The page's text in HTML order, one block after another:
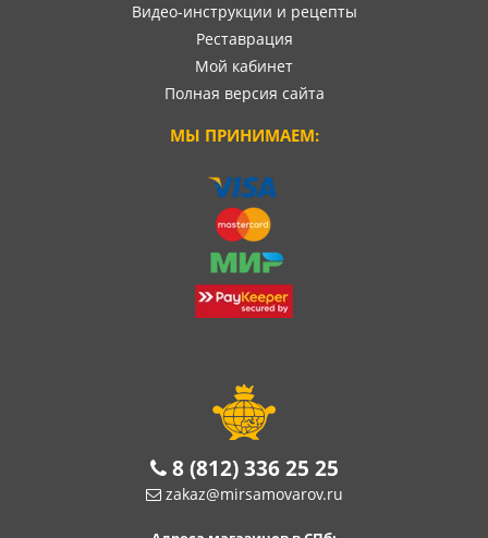
Видео-инструкции и рецепты
Реставрация
Мой кабинет
Полная версия сайта
МЫ ПРИНИМАЕМ:
8 (812) 336 25 25
zakaz@mirsamovarov.ru